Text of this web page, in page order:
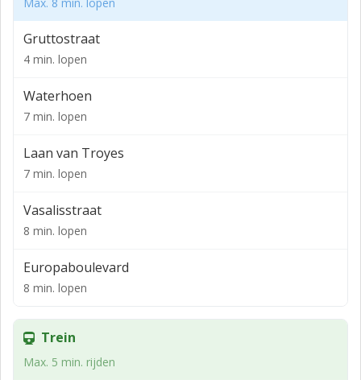
Hans Anders, wat bijdraagt aan een levendig en goed
bezocht winkelgebied.
HUURGEGEVENS
BTW.
- Datum aanvaarding: nader overeen te komen.
- Huurperiode: 5 jaar, met aansluitende
verlengingsperioden van telkens 5 jaar.
- Huurbetaling: Per maand vooruit.
- Indexering: jaarlijks conform CPI-reeks “Alle
datum oplevering.
- Zekerheidsstelling: bankgarantie/waarborgsom ten
bedrage van 3 maanden huur, te vermeerderen met
BTW.
Gruttostraat
4 min. lopen
Waterhoen
7 min. lopen
Laan van Troyes
7 min. lopen
Vasalisstraat
8 min. lopen
Europaboulevard
8 min. lopen
Trein
Max. 5 min. rijden